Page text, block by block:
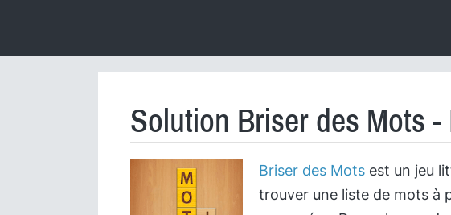
Solution Briser des Mots -
Briser des Mots est un jeu
trouver une liste de mots à